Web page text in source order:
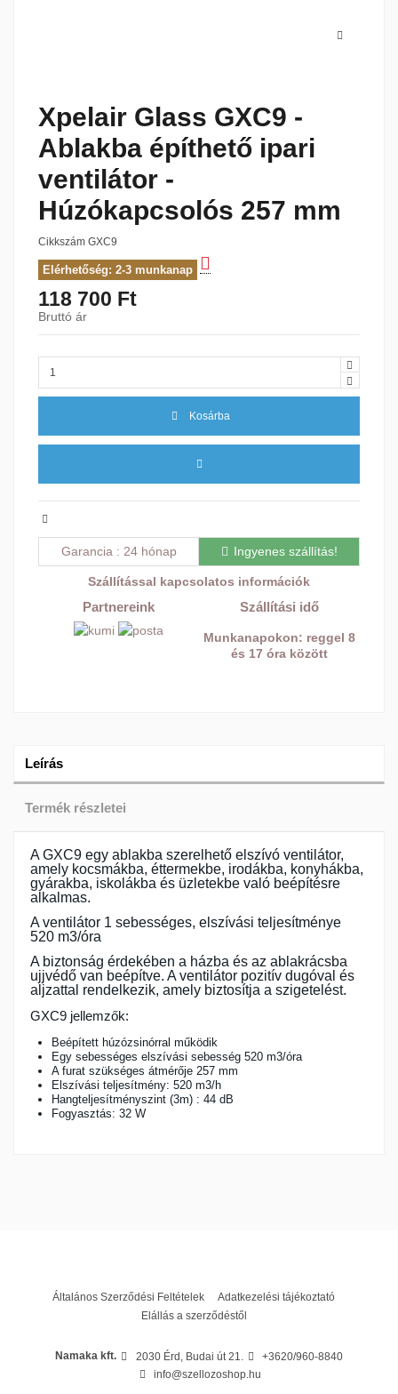
Xpelair Glass GXC9 -
Ablakba építhető ipari
ventilátor -
Húzókapcsolós 257 mm
Cikkszám GXC9
Elérhetőség: 2-3 munkanap
118 700 Ft
Bruttó ár
Kosárba
Garancia 24 hónap Ingyenes szállítás!
Szállítással kapcsolatos információk
Partnereink Szállítási idő
Munkanapokon: reggel 8
és 17 óra között
Leírás
Termék részletei
A GXC9 egy ablakba szerelhető elszívó ventilátor,
amely kocsmákba, éttermekbe, irodákba, konyhákba,
gyárakba, iskolákba és üzletekbe való beépítésre
alkalmas.
A ventilátor 1 sebességes, elszívási teljesítménye
520 m3/óra
A biztonság érdekében a házba és az ablakrácsba
ujjvédő van beépítve. A ventilátor pozitív dugóval és
aljzattal rendelkezik, amely biztosítja a szigetelést.
GXC9 jellemzők:
Beépített húzózsinórral működik
Egy sebességes elszívási sebesség 520 m3/óra
A furat szükséges átmérője 257 mm
Elszívási teljesítmény: 520 m3/h
Hangteljesítményszint (3m) : 44 dB
Fogyasztás: 32 W
Általános Szerződési Feltételek
Adatkezelési tájékoztató
Elállás a szerződéstől
Namaka kft. 2030 Érd, Budai út 21.
+3620/960-8840
info@szellozoshop.hu